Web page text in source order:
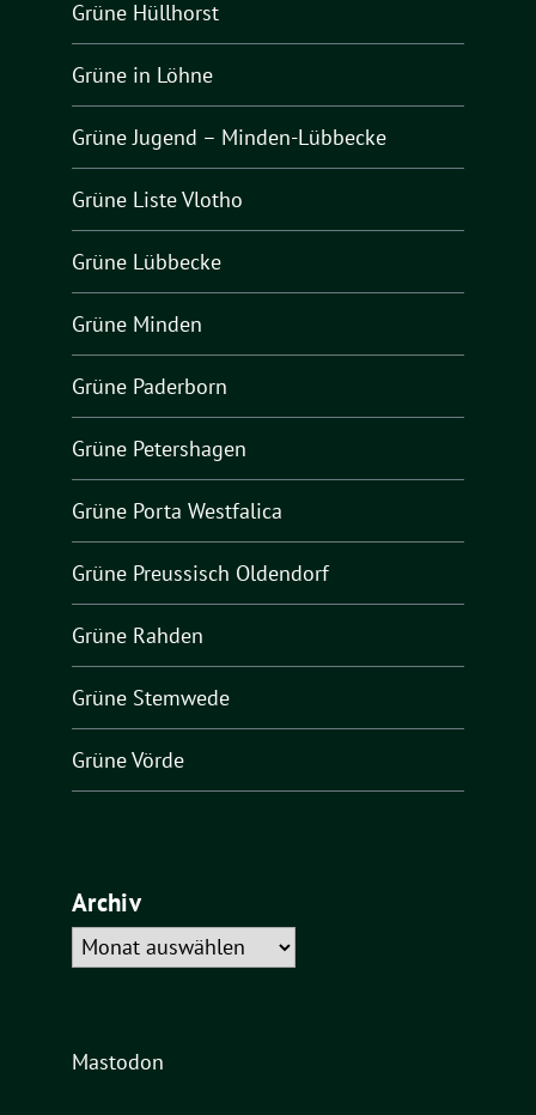
Grüne Hüllhorst
Grüne in Löhne
Grüne Jugend – Minden-Lübbecke
Grüne Liste Vlotho
Grüne Lübbecke
Grüne Minden
Grüne Paderborn
Grüne Petershagen
Grüne Porta Westfalica
Grüne Preussisch Oldendorf
Grüne Rahden
Grüne Stemwede
Grüne Vörde
Archiv
Archiv
Mastodon